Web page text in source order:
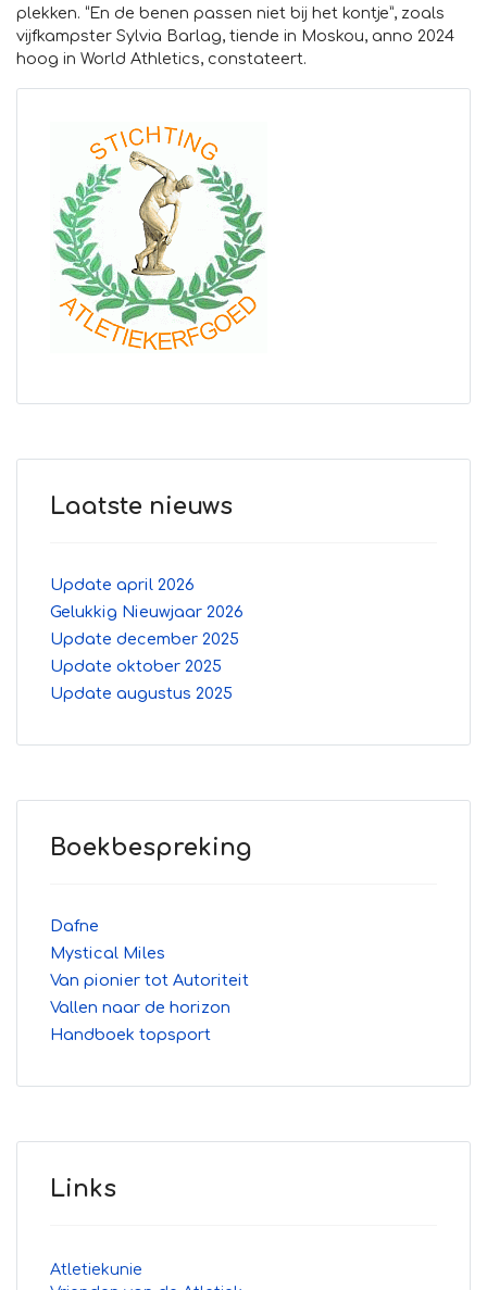
plekken. “En de benen passen niet bij het kontje”, zoals
vijfkampster Sylvia Barlag, tiende in Moskou, anno 2024
hoog in World Athletics, constateert.
Laatste nieuws
Update april 2026
Gelukkig Nieuwjaar 2026
Update december 2025
Update oktober 2025
Update augustus 2025
Boekbespreking
Dafne
Mystical Miles
Van pionier tot Autoriteit
Vallen naar de horizon
Handboek topsport
Links
Atletiekunie